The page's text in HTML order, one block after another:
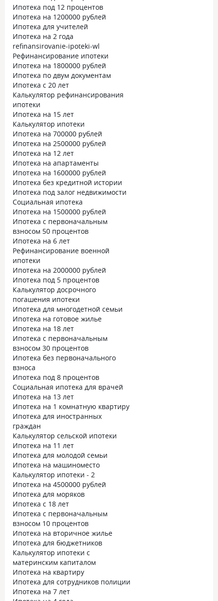
Ипотека под 12 процентов
Ипотека на 1200000 рублей
Ипотека для учителей
Ипотека на 2 года
refinansirovanie-ipoteki-wl
Рефинансирование ипотеки
Ипотека на 1800000 рублей
Ипотека по двум документам
Ипотека с 20 лет
Калькулятор рефинансирования
ипотеки
Ипотека на 15 лет
Калькулятор ипотеки
Ипотека на 700000 рублей
Ипотека на 2500000 рублей
Ипотека на 12 лет
Ипотека на апартаменты
Ипотека на 1600000 рублей
Ипотека без кредитной истории
Ипотека под залог недвижимости
Социальная ипотека
Ипотека на 1500000 рублей
Ипотека с первоначальным
взносом 50 процентов
Ипотека на 6 лет
Рефинансирование военной
ипотеки
Ипотека на 2000000 рублей
Ипотека под 5 процентов
Калькулятор досрочного
погашения ипотеки
Ипотека для многодетной семьи
Ипотека на готовое жилье
Ипотека на 18 лет
Ипотека с первоначальным
взносом 30 процентов
Ипотека без первоначального
взноса
Ипотека под 8 процентов
Социальная ипотека для врачей
Ипотека на 13 лет
Ипотека на 1 комнатную квартиру
Ипотека для иностранных
граждан
Калькулятор сельской ипотеки
Ипотека на 11 лет
Ипотека для молодой семьи
Ипотека на машиноместо
Калькулятор ипотеки - 2
Ипотека на 4500000 рублей
Ипотека для моряков
Ипотека с 18 лет
Ипотека с первоначальным
взносом 10 процентов
Ипотека на вторичное жилье
Ипотека для бюджетников
Калькулятор ипотеки с
материнским капиталом
Ипотека на квартиру
Ипотека для сотрудников полиции
Ипотека на 7 лет